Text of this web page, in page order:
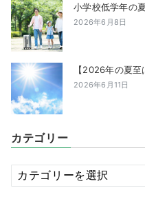
小学校低学年の
2026年6月8日
【2026年の夏
2026年6月11日
カテゴリー
カ
テ